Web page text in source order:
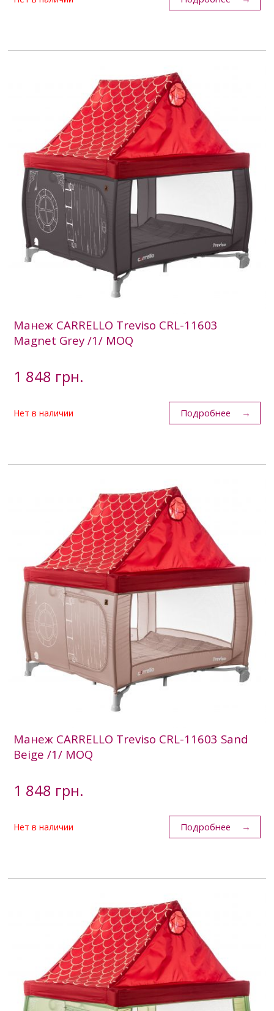
Манеж CARRELLO Treviso CRL-11603
Magnet Grey /1/ MOQ
1 848 грн.
Нет в наличии Подробнее
Манеж CARRELLO Treviso CRL-11603 Sand
Beige /1/ MOQ
1 848 грн.
Нет в наличии Подробнее